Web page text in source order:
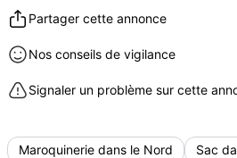
Partager cette annonce
Nos conseils de vigilance
Signaler un problème sur cette
Maroquinerie dans le Nord
Sac